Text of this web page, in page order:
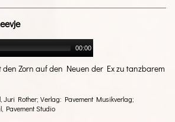
00:00
den Zorn auf den Neuen der Ex zu tanzbarem
Juri Rother; Verlag: Pavement Musikverlag;
Pavement Studio